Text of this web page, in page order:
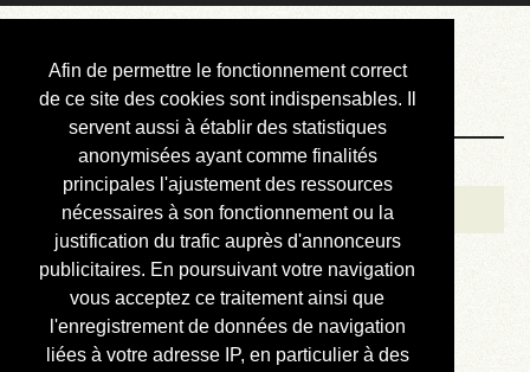
Afin de permettre le fonctionnement correct
de ce site des cookies sont indispensables. Il
servent aussi à établir des statistiques
anonymisées ayant comme finalités
principales l'ajustement des ressources
nécessaires à son fonctionnement ou la
justification du trafic auprès d'annonceurs
publicitaires. En poursuivant votre navigation
vous acceptez ce traitement ainsi que
l'enregistrement de données de navigation
liées à votre adresse IP, en particulier à des
Courbis, « LE »
Blog Officiel
Bienvenue
Réalisations
Divers (et d’été)
Annonces
Liens externes